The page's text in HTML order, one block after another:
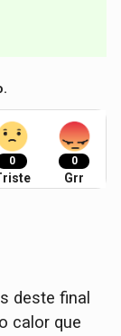
0 0
Grr
deste final
calor que